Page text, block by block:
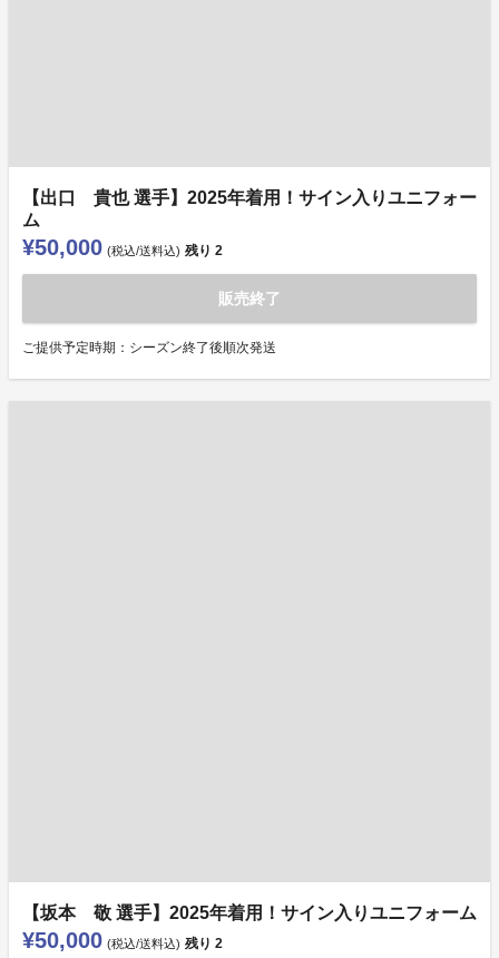
【出口 貴也 選手】2025年着用！サイン入りユニフォー
ム
¥50,000 (税込/送料込) 残り 2
販売終了
ご提供予定時期：シーズン終了後順次発送
【坂本 敬 選手】2025年着用！サイン入りユニフォーム
¥50,000 (税込/送料込) 残り 2